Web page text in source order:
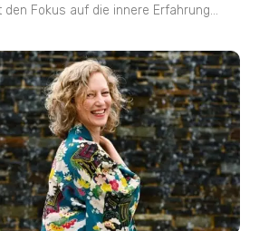
Fokus auf die innere Erfahrung...